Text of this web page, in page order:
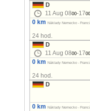
D
11 Aug 0800-1700
0 km Náklady Nemecko -
24 hod.
D
11 Aug 0800-1700
0 km Náklady Nemecko -
24 hod.
D
0 km Náklady Nemecko -